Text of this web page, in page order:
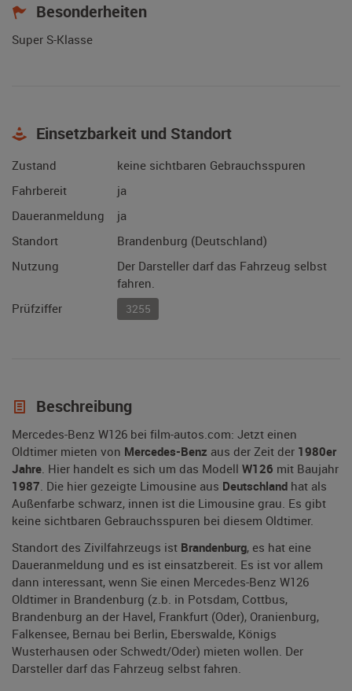
Besonderheiten
Super S-Klasse
Einsetzbarkeit und Standort
Zustand
keine sichtbaren Gebrauchsspuren
Fahrbereit
ja
Daueranmeldung
ja
Standort
Brandenburg (Deutschland)
Nutzung
Der Darsteller darf das Fahrzeug selbst
fahren.
Prüfziffer
3255
Beschreibung
Mercedes-Benz W126 bei film-autos.com: Jetzt einen
Oldtimer mieten von Mercedes-Benz aus der Zeit der 1980er
Jahre. Hier handelt es sich um das Modell W126 mit Baujahr
1987. Die hier gezeigte Limousine aus Deutschland hat als
Außenfarbe schwarz, innen ist die Limousine grau. Es gibt
keine sichtbaren Gebrauchsspuren bei diesem Oldtimer.
Standort des Zivilfahrzeugs ist Brandenburg, es hat eine
Daueranmeldung und es ist einsatzbereit. Es ist vor allem
dann interessant, wenn Sie einen Mercedes-Benz W126
Oldtimer in Brandenburg (z.b. in Potsdam, Cottbus,
Brandenburg an der Havel, Frankfurt (Oder), Oranienburg,
Falkensee, Bernau bei Berlin, Eberswalde, Königs
Wusterhausen oder Schwedt/Oder) mieten wollen. Der
Darsteller darf das Fahrzeug selbst fahren.